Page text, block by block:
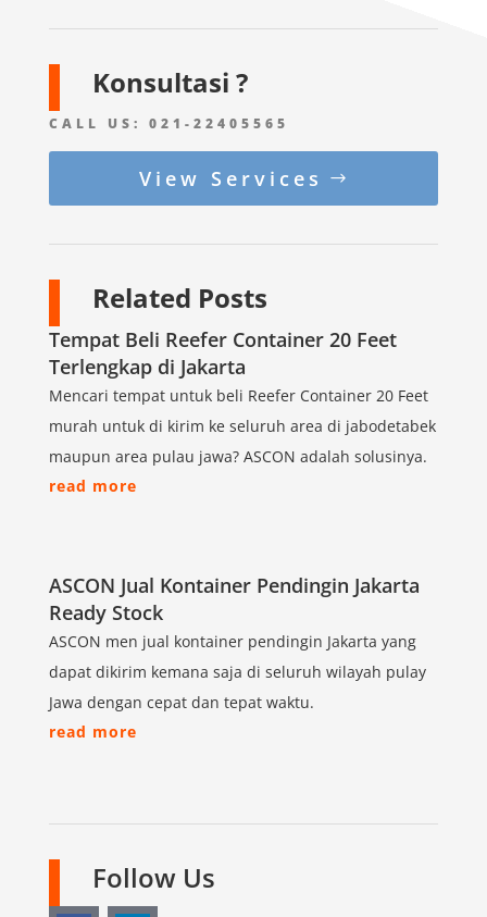
Konsultasi ?
CALL US: 021-22405565
View Services
Related Posts
Tempat Beli Reefer Container 20 Feet
Terlengkap di Jakarta
Mencari tempat untuk beli Reefer Container 20 Feet
murah untuk di kirim ke seluruh area di jabodetabek
maupun area pulau jawa? ASCON adalah solusinya.
read more
ASCON Jual Kontainer Pendingin Jakarta
Ready Stock
ASCON men jual kontainer pendingin Jakarta yang
dapat dikirim kemana saja di seluruh wilayah pulay
Jawa dengan cepat dan tepat waktu.
read more
Follow Us